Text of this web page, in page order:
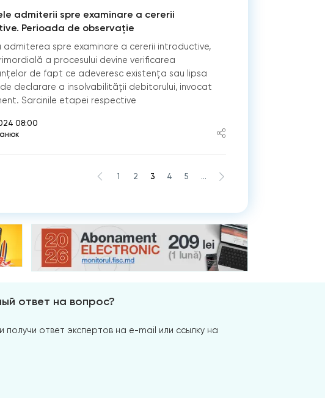
admiterii spre examinare a cererii
Perioada de observație
admiterea spre examinare a cererii introductive,
a procesului devine verificarea
de fapt ce adeveresc existența sau lipsa
declarare a insolvabilității debitorului, invocat
Sarcinile etapei respective
08:00
1 2 3 4 5 ...
ответ на вопрос?
ответ экспертов на e-mail или ссылку на